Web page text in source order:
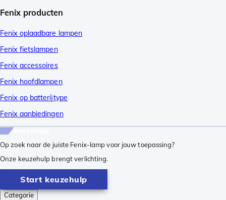
Fenix producten
Fenix oplaadbare lampen
Fenix fietslampen
Fenix accessoires
Fenix hoofdlampen
Fenix op batterijtype
Fenix aanbiedingen
Op zoek naar de juiste Fenix-lamp voor jouw toepassing?
Onze keuzehulp brengt verlichting.
Start keuzehulp
Categorie